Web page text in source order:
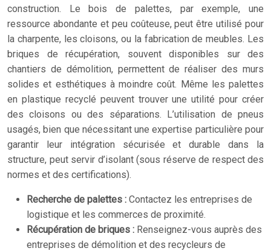
construction. Le bois de palettes, par exemple, une
ressource abondante et peu coûteuse, peut être utilisé pour
la charpente, les cloisons, ou la fabrication de meubles. Les
briques de récupération, souvent disponibles sur des
chantiers de démolition, permettent de réaliser des murs
solides et esthétiques à moindre coût. Même les palettes
en plastique recyclé peuvent trouver une utilité pour créer
des cloisons ou des séparations. L’utilisation de pneus
usagés, bien que nécessitant une expertise particulière pour
garantir leur intégration sécurisée et durable dans la
structure, peut servir d’isolant (sous réserve de respect des
normes et des certifications).
Recherche de palettes : Contactez les entreprises de
logistique et les commerces de proximité.
Récupération de briques : Renseignez-vous auprès des
entreprises de démolition et des recycleurs de